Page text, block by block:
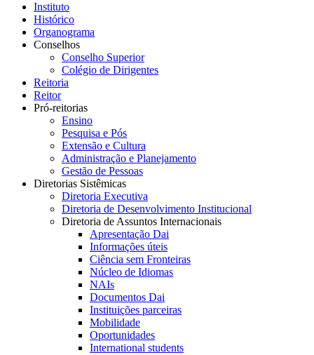
Instituto
Histórico
Organograma
Conselhos
Conselho Superior
Colégio de Dirigentes
Reitoria
Reitor
Pró-reitorias
Ensino
Pesquisa e Pós
Extensão e Cultura
Administração e Planejamento
Gestão de Pessoas
Diretorias Sistêmicas
Diretoria Executiva
Diretoria de Desenvolvimento Institucional
Diretoria de Assuntos Internacionais
Apresentação Dai
Informações úteis
Ciência sem Fronteiras
Núcleo de Idiomas
NAIs
Documentos Dai
Instituições parceiras
Mobilidade
Oportunidades
International students